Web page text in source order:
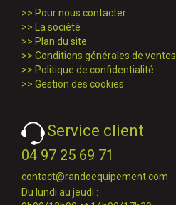
>> Pour nous contacter
>>
La société
>> Plan du site
>> Conditions générales de ventes
>> Politique de confidentialité
>> Gestion des cookies
Service client
04 97 25 69 71
contact@randoequipement.com
Du lundi au jeudi :